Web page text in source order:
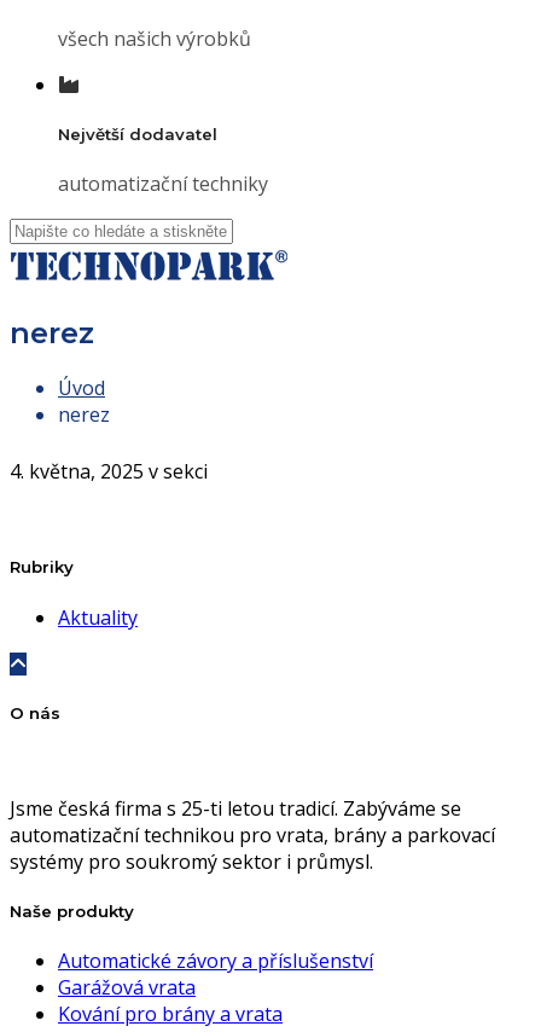
všech našich výrobků
Největší dodavatel
automatizační techniky
nerez
Úvod
nerez
4. května, 2025 v sekci
Rubriky
Aktuality
O nás
Jsme česká firma s 25-ti letou tradicí. Zabýváme se
automatizační technikou pro vrata, brány a parkovací
systémy pro soukromý sektor i průmysl.
Naše produkty
Automatické závory a příslušenství
Garážová vrata
Kování pro brány a vrata